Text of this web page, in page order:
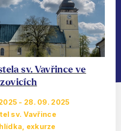
sv. Vavřince ve
- 28. 09. 2025
sv. Vavřince
exkurze